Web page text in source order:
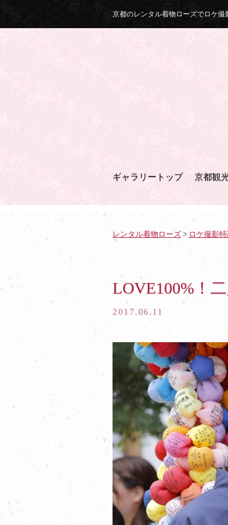
京都のレンタル着物ローズでロケ
ギャラリートップ 京都観
レンタル着物ローズ > ロケ撮影
LOVE100%！
2017.06.11